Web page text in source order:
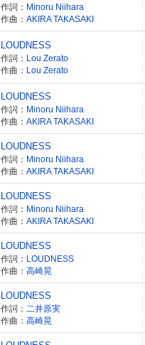
作詞： Minoru Niihara
作曲： AKIRA TAKASAKI
LOUDNESS
作詞： Lou Zerato
作曲： Lou Zerato
LOUDNESS
作詞： Minoru Niihara
作曲： AKIRA TAKASAKI
LOUDNESS
作詞： Minoru Niihara
作曲： AKIRA TAKASAKI
LOUDNESS
作詞： Minoru Niihara
作曲： AKIRA TAKASAKI
LOUDNESS
作詞： LOUDNESS
作曲： 高崎晃
LOUDNESS
作詞： 二井原実
作曲： 高崎晃